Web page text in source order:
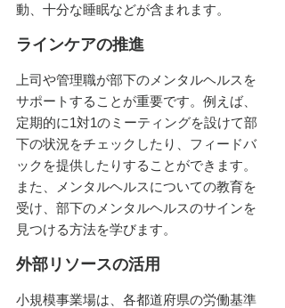
動、十分な睡眠などが含まれます。
ラインケアの推進
上司や管理職が部下のメンタルヘルスを
サポートすることが重要です。例えば、
定期的に1対1のミーティングを設けて部
下の状況をチェックしたり、フィードバ
ックを提供したりすることができます。
また、メンタルヘルスについての教育を
受け、部下のメンタルヘルスのサインを
見つける方法を学びます。
外部リソースの活用
小規模事業場は、各都道府県の労働基準